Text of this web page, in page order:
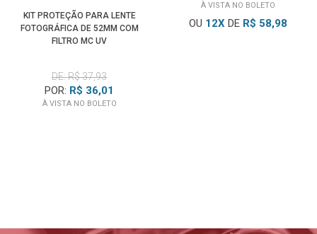
KIT PROTEÇÃO PARA LENTE
FOTOGRÁFICA DE 52MM COM
FILTRO MC UV
DE: R$ 37,93
POR: R$ 36,01
À VISTA NO BOLETO
À VISTA NO BOLETO
OU 12XDE R$ 58,98
E tudo sobre fotografia